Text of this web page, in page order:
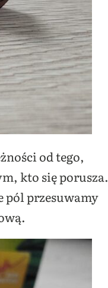
od tego,
kto się porusza.
pól przesuwamy